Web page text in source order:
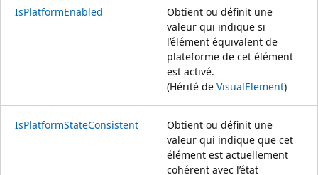
IsPlatformEnabled
Obtient ou définit une
valeur qui indique si
l’élément équivalent de
plateforme de cet élément
est activé.
(Hérité de VisualElement)
IsPlatformStateConsistent
Obtient ou définit une
valeur qui indique que cet
élément est actuellement
cohérent avec l’état